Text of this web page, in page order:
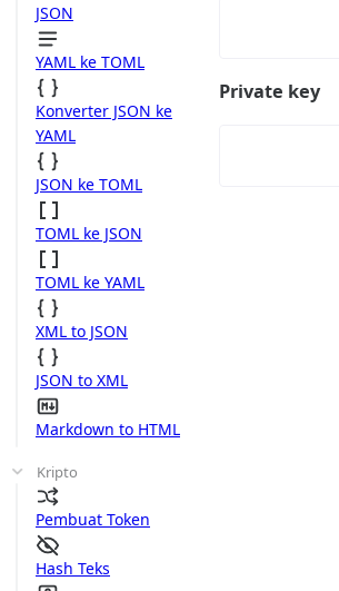
JSON
YAML ke TOML
Konverter JSON ke
YAML
JSON ke TOML
TOML ke JSON
TOML ke YAML
XML to JSON
JSON to XML
Markdown to HTML
Kripto
Pembuat Token
Hash Teks
Private key